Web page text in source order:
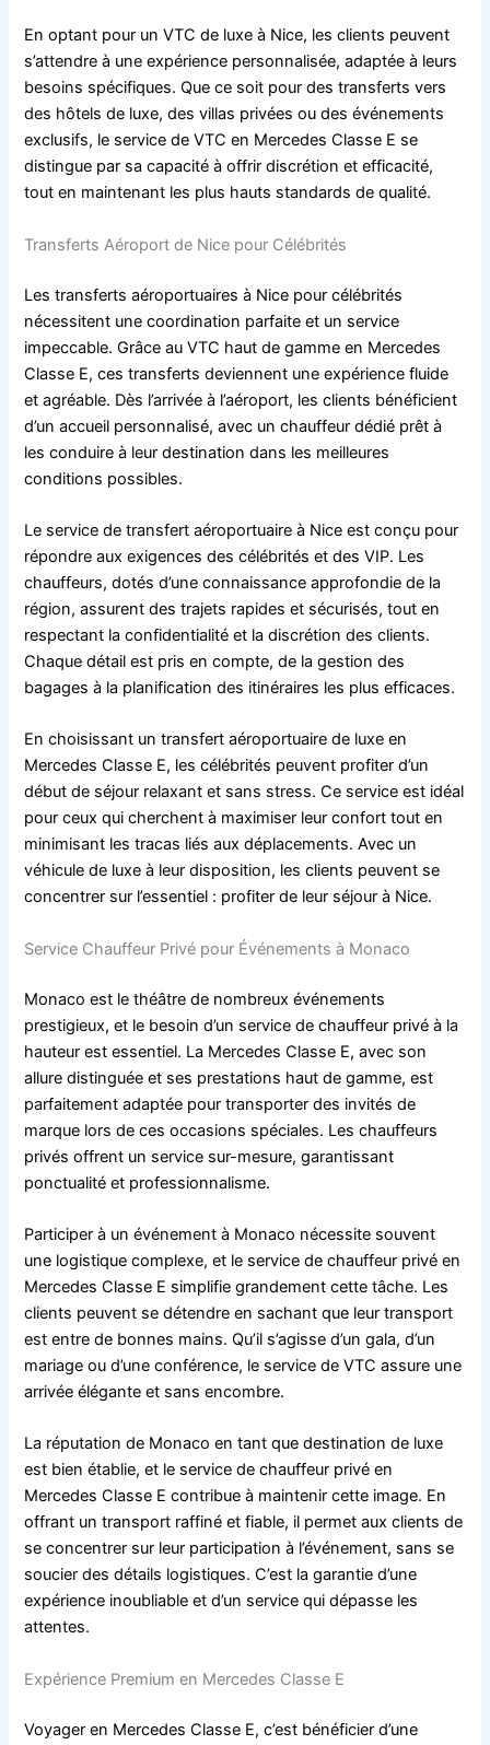
En optant pour un VTC de luxe à Nice, les clients peuvent
s’attendre à une expérience personnalisée, adaptée à leurs
besoins spécifiques. Que ce soit pour des transferts vers
des hôtels de luxe, des villas privées ou des événements
exclusifs, le service de VTC en Mercedes Classe E se
distingue par sa capacité à offrir discrétion et efficacité,
tout en maintenant les plus hauts standards de qualité.
Transferts Aéroport de Nice pour Célébrités
Les transferts aéroportuaires à Nice pour célébrités
nécessitent une coordination parfaite et un service
impeccable. Grâce au VTC haut de gamme en Mercedes
Classe E, ces transferts deviennent une expérience fluide
et agréable. Dès l’arrivée à l’aéroport, les clients bénéficient
d’un accueil personnalisé, avec un chauffeur dédié prêt à
les conduire à leur destination dans les meilleures
conditions possibles.
Le service de transfert aéroportuaire à Nice est conçu pour
répondre aux exigences des célébrités et des VIP. Les
chauffeurs, dotés d’une connaissance approfondie de la
région, assurent des trajets rapides et sécurisés, tout en
respectant la confidentialité et la discrétion des clients.
Chaque détail est pris en compte, de la gestion des
bagages à la planification des itinéraires les plus efficaces.
En choisissant un transfert aéroportuaire de luxe en
Mercedes Classe E, les célébrités peuvent profiter d’un
début de séjour relaxant et sans stress. Ce service est idéal
pour ceux qui cherchent à maximiser leur confort tout en
minimisant les tracas liés aux déplacements. Avec un
véhicule de luxe à leur disposition, les clients peuvent se
concentrer sur l’essentiel : profiter de leur séjour à Nice.
Service Chauffeur Privé pour Événements à Monaco
Monaco est le théâtre de nombreux événements
prestigieux, et le besoin d’un service de chauffeur privé à la
hauteur est essentiel. La Mercedes Classe E, avec son
allure distinguée et ses prestations haut de gamme, est
parfaitement adaptée pour transporter des invités de
marque lors de ces occasions spéciales. Les chauffeurs
privés offrent un service sur-mesure, garantissant
ponctualité et professionnalisme.
Participer à un événement à Monaco nécessite souvent
une logistique complexe, et le service de chauffeur privé en
Mercedes Classe E simplifie grandement cette tâche. Les
clients peuvent se détendre en sachant que leur transport
est entre de bonnes mains. Qu’il s’agisse d’un gala, d’un
mariage ou d’une conférence, le service de VTC assure une
arrivée élégante et sans encombre.
La réputation de Monaco en tant que destination de luxe
est bien établie, et le service de chauffeur privé en
Mercedes Classe E contribue à maintenir cette image. En
offrant un transport raffiné et fiable, il permet aux clients de
se concentrer sur leur participation à l’événement, sans se
soucier des détails logistiques. C’est la garantie d’une
expérience inoubliable et d’un service qui dépasse les
attentes.
Expérience Premium en Mercedes Classe E
Voyager en Mercedes Classe E, c’est bénéficier d’une